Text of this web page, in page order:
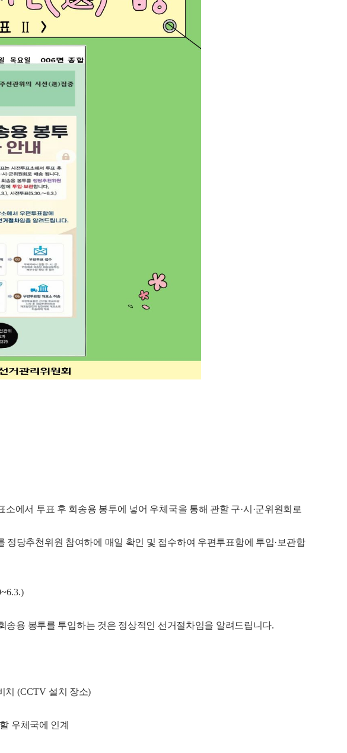
소에서 투표 후 회송용 봉투에 넣어 우체국을 통해 관할 구·시·군위원회로
정당추천위원 참여하에 매일 확인 및 접수하여 우편투표함에 투입· 보관합
송용 봉투를 투입하는 것은 정상적인 선거절차임을 알려드립니다.
치 (CCTV 설치 장소)
우체국에 인계